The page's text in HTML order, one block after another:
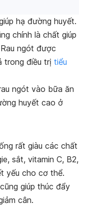
hạ đường huyết.
chính là chất giúp
ngót được
trong điều trị tiểu
ngót vào bữa ăn
huyết cao ở
rất giàu các chất
sắt, vitamin C, B2,
yếu cho cơ thể.
giúp thúc đẩy
cân.